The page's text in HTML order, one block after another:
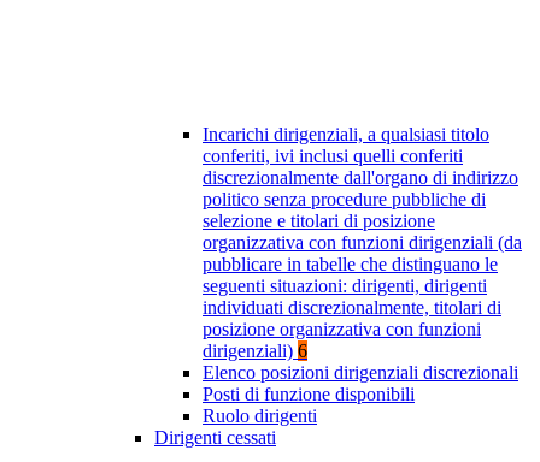
Incarichi dirigenziali, a qualsiasi titolo
conferiti, ivi inclusi quelli conferiti
discrezionalmente dall'organo di indirizzo
politico senza procedure pubbliche di
selezione e titolari di posizione
organizzativa con funzioni dirigenziali (da
pubblicare in tabelle che distinguano le
seguenti situazioni: dirigenti, dirigenti
individuati discrezionalmente, titolari di
posizione organizzativa con funzioni
dirigenziali) 6
Elenco posizioni dirigenziali discrezionali
Posti di funzione disponibili
Ruolo dirigenti
Dirigenti cessati